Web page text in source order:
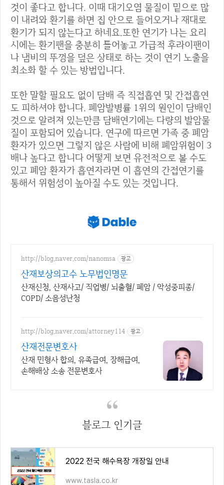
것이 좋다고 합니다. 이때 대기오염 물질이 밑으로 많
이 내려와 환기를 하면 집 안으로 들어오거나 재대로
환기가 되지 않는다고 하네요.또한 연기가 나는 요리
시에는 환기팬을 충분히 틀어놓고 가급적 후라이팬이
나 냄비의 뚜껑을 덮은 상태로 하는 것이 연기 노출을
최소화 할 수 있는 방법입니다.
또한 말할 필요도 없이 담배 즉 직접흡연 및 간접흡연
도 피하셔야 합니다. 폐암발병률 1위의 원인이 담배인
것으로 알려져 있는만큼 담배연기에는 다량의 발암물
질이 포함되어 있습니다. 연구에 따르면 가족 중 폐암
환자가 있으면 그렇지 않은 사람에 비해 폐암위험이 3
배나 높다고 합니다 어떻게 보면 유전적으로 볼 수도
있고 폐암 환자가 흡연자라면 이 흡연의 간접연기를
통해서 위험성이 높아질 수도 있는 것입니다.
http://blog.naver.com/nanomsa 광고
산재보상의고수 노무법인명문
산재신청, 산재사고/ 직업병/ 뇌출혈/ 폐암 / 악성중피종/
COPD/ 소음성난청
http://blog.naver.com/attorney114 광고
산재전문변호사
산재 민형사 합의, 유족급여, 장해급여,
손해배상 소송 전문변호사
블로그 인기글
2022 전국 해수욕장 개장일 안내
www.tasla.co.kr